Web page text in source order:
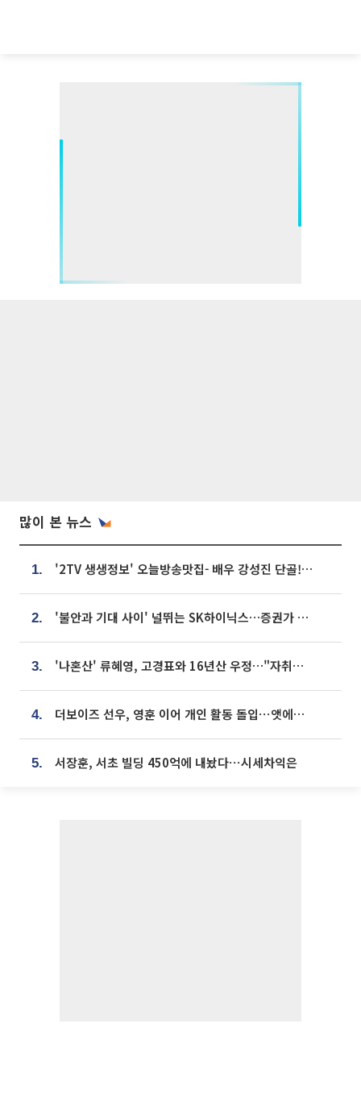
많이 본 뉴스
1. '2TV 생생정보' 오늘방송맛집- 배우 강성진 단골! 쌀국수ㆍ푸팟퐁 커리 맛집 '블○○○'
2. '불안과 기대 사이' 널뛰는 SK하이닉스…증권가 "HBM4·LTA 기반 펀터멘털 견고"
3. '나혼산' 류혜영, 고경표와 16년산 우정…"자취방서 부모님과 마주쳐"
4. 더보이즈 선우, 영훈 이어 개인 활동 돌입⋯앳에어리어와 전속계약
5. 서장훈, 서초 빌딩 450억에 내놨다⋯시세차익은